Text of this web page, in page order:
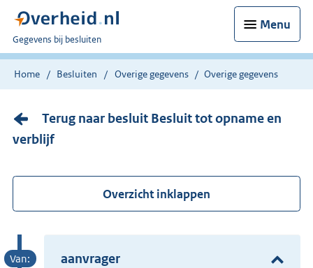
Menu
U
bent
nu
Gegevens bij besluiten
Home Besluiten Overige gegevens Overige gegevens
Terug naar besluit Besluit tot opname en
verblijf
Overzicht inklappen
aanvrager